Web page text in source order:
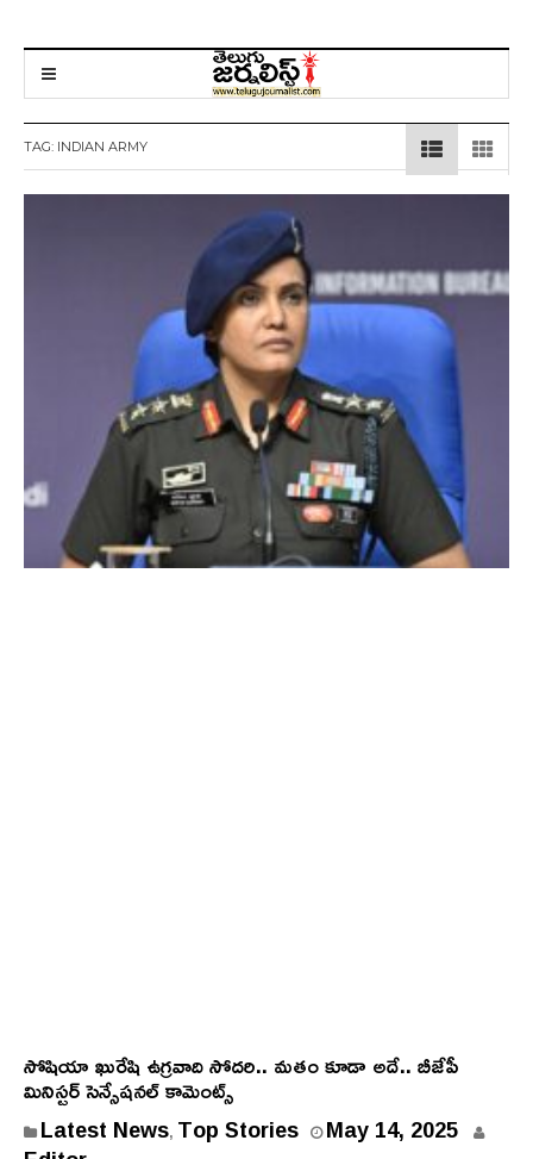
TAG: INDIAN ARMY
సోషియా ఖురేషి ఉగ్రవాది సోదరి.. మతం కూడా అదే.. బీజేపీ
మినిస్టర్ సెన్సేషనల్ కామెంట్స్
Latest News, Top Stories May 14, 2025M